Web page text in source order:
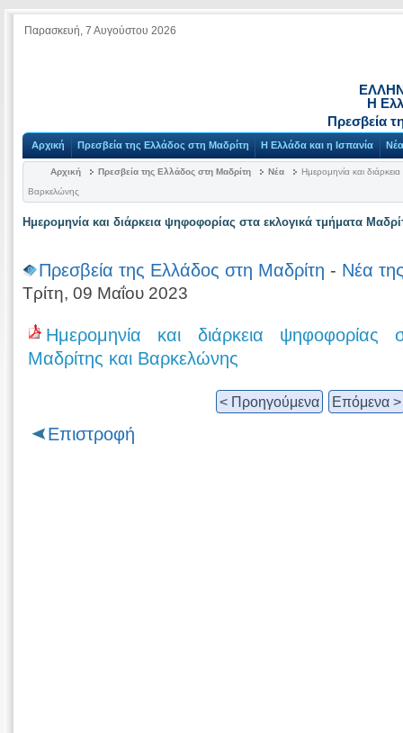
Παρασκευή, 7 Αυγούστου 2026
Η
Πρεσβεία
Αρχική Πρεσβεία της Ελλάδος στη Μαδρίτη Η Ελλάδα και η Ισπανία Νέα
Αρχική Πρεσβεία της Ελλάδος στη Μαδρίτη Νέα
Ημερομηνία και
Βαρκελώνης
Ημερομηνία και διάρκεια ψηφοφορίας στα εκλογικά τμήματα
Πρεσβεία της Ελλάδος στη Μαδρίτη - Νέα
Τρίτη, 09 Μαΐου 2023
Ημερομηνία και διάρκεια ψηφοφορίας
Μαδρίτης και Βαρκελώνης
< Προηγούμενα Επόμενα >
Επιστροφή